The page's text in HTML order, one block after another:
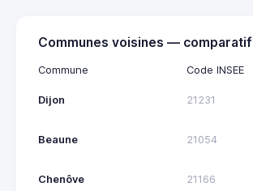
Communes voisines — comparatif
Commune Code INSEE
Dijon 21231
Beaune 21054
Chenôve 21166